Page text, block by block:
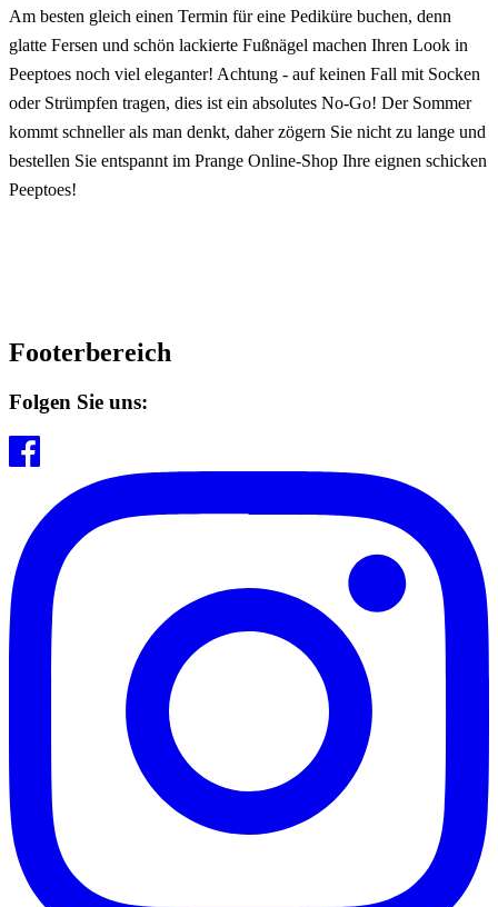
Am besten gleich einen Termin für eine Pediküre buchen, denn
glatte Fersen und schön lackierte Fußnägel machen Ihren Look in
Peeptoes noch viel eleganter! Achtung - auf keinen Fall mit Socken
oder Strümpfen tragen, dies ist ein absolutes No-Go! Der Sommer
kommt schneller als man denkt, daher zögern Sie nicht zu lange und
bestellen Sie entspannt im Prange Online-Shop Ihre eignen schicken
Peeptoes!
Footerbereich
Folgen Sie uns: